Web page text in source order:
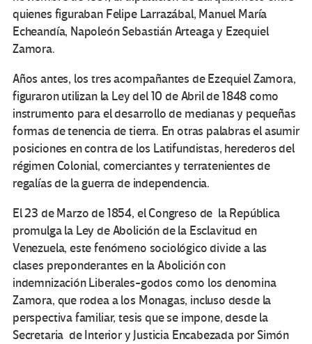
quienes figuraban Felipe Larrazábal, Manuel María
Echeandía, Napoleón Sebastián Arteaga y Ezequiel
Zamora.
Años antes, los tres acompañantes de Ezequiel Zamora,
figuraron utilizan la Ley del 10 de Abril de 1848 como
instrumento para el desarrollo de medianas y pequeñas
formas de tenencia de tierra. En otras palabras el asumir
posiciones en contra de los Latifundistas, herederos del
régimen Colonial, comerciantes y terratenientes de
regalías de la guerra de independencia.
El 23 de Marzo de 1854, el Congreso de la República
promulga la Ley de Abolición de la Esclavitud en
Venezuela, este fenómeno sociológico divide a las
clases preponderantes en la Abolición con
indemnización Liberales-godos como los denomina
Zamora, que rodea a los Monagas, incluso desde la
perspectiva familiar, tesis que se impone, desde la
Secretaria de Interior y Justicia Encabezada por Simón